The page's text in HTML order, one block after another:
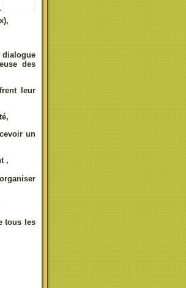
dialogue
des
leur
un
,
tous les